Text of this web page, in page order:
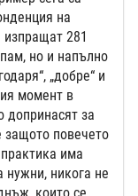
на
281
но и напълно
„добре“ и
момент в
допринасят за
защото повечето
има
нужни, никога не